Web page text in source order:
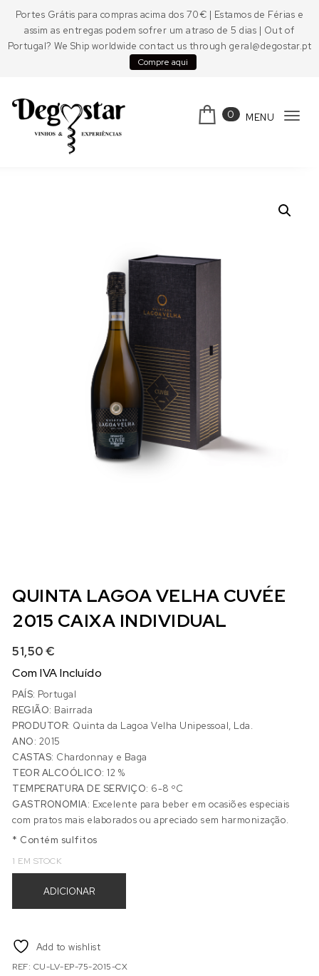
Portes Grátis para compras acima dos 70€ | Estamos de Férias e
assim as entregas podem sofrer um atraso de 5 dias | Out of
Portugal? We Ship worldwide contact us through geral@degostar.pt
Compre aqui
0 MENU
QUINTA LAGOA VELHA CUVÉE
2015 CAIXA INDIVIDUAL
51,50€
Com IVA Incluído
PAÍS: Portugal
REGIÃO: Bairrada
PRODUTOR: Quinta da Lagoa Velha Unipessoal, Lda.
ANO: 2015
CASTAS: Chardonnay e Baga
TEOR ALCOÓLICO:12 %
TEMPERATURA DE SERVIÇO: 6-8 ºC
GASTRONOMIA: Excelente para beber em ocasiões especiais
com pratos mais elaborados ou apreciado sem harmonização.
* Contém sulfitos
1 EM STOCK
ADICIONAR
Add to wishlist
REF: CU-LV-EP-75-2015-CX